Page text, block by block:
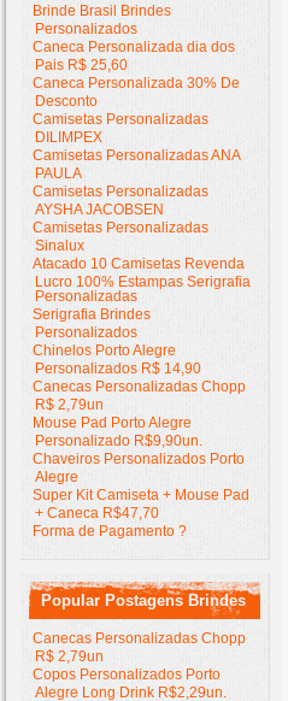
Brinde Brasil Brindes
Personalizados
Caneca Personalizada dia dos
Pais R$ 25,60
Caneca Personalizada 30% De
Desconto
Camisetas Personalizadas
DILIMPEX
Camisetas Personalizadas ANA
PAULA
Camisetas Personalizadas
AYSHA JACOBSEN
Camisetas Personalizadas
Sinalux
Atacado 10 Camisetas Revenda
Lucro 100% Estampas Serigrafia
Personalizadas
Serigrafia Brindes
Personalizados
Chinelos Porto Alegre
Personalizados R$ 14,90
Canecas Personalizadas Chopp
R$ 2,79un
Mouse Pad Porto Alegre
Personalizado R$9,90un.
Chaveiros Personalizados Porto
Alegre
Super Kit Camiseta + Mouse Pad
+ Caneca R$47,70
Forma de Pagamento ?
Popular Postagens Brindes
Canecas Personalizadas Chopp
R$ 2,79un
Copos Personalizados Porto
Alegre Long Drink R$2,29un.